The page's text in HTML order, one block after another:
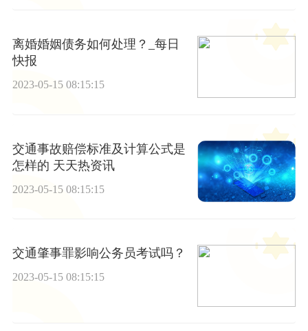
离婚婚姻债务如何处理？_每日
快报
2023-05-15 08:15:15
交通事故赔偿标准及计算公式是
怎样的 天天热资讯
2023-05-15 08:15:15
交通肇事罪影响公务员考试吗？
2023-05-15 08:15:15